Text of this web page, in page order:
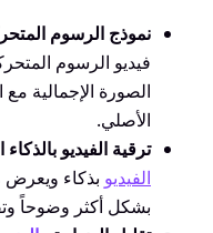
نموذج الرسوم
فيديو الرسوم
الصورة الإجمالية
الأصلي.
ترقية الفيديو
الفيديو بذكاء ويعرض
بشكل أكثر وضوحاً